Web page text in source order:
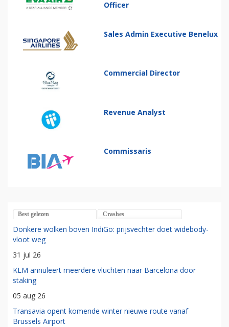
Officer
Sales Admin Executive Benelux
Commercial Director
Revenue Analyst
Commissaris
Best gelezen Crashes
Donkere wolken boven IndiGo: prijsvechter doet widebody-
vloot weg
31 jul 26
KLM annuleert meerdere vluchten naar Barcelona door
staking
05 aug 26
Transavia opent komende winter nieuwe route vanaf
Brussels Airport